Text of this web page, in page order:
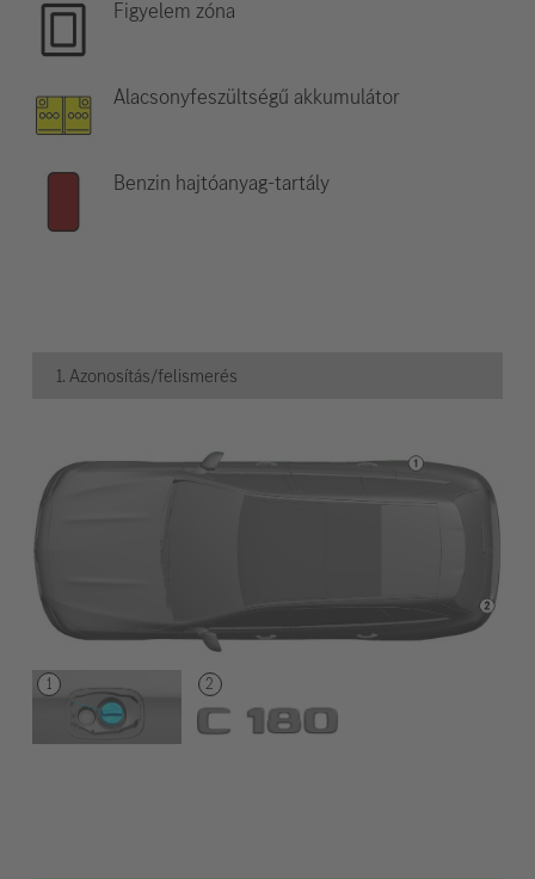
Figyelem zóna
Alacsonyfeszültségű akkumulátor
Benzin hajtóanyag-tartály
1. Azonosítás/felismerés